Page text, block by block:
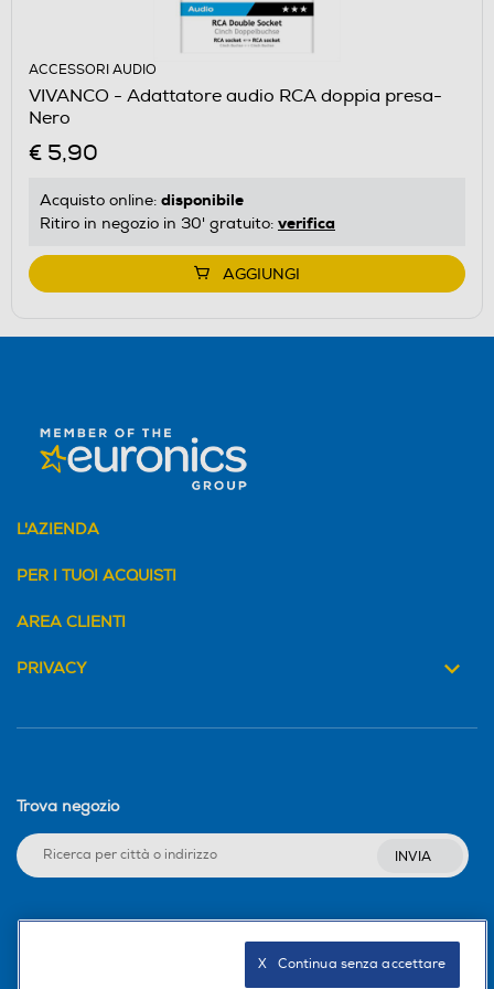
ACCESSORI AUDIO
VIVANCO - Adattatore audio RCA doppia presa-
Nero
€ 5,90
Acquisto online: disponibile
Ritiro in negozio in 30' gratuito: verifica
AGGIUNGI
L'AZIENDA
PER I TUOI ACQUISTI
AREA CLIENTI
PRIVACY
Trova negozio
INVIA
X   Continua senza accettare